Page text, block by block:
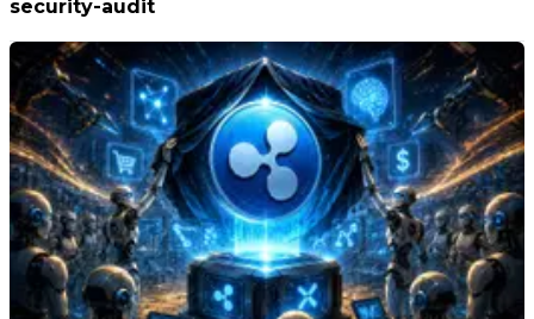
security-audit